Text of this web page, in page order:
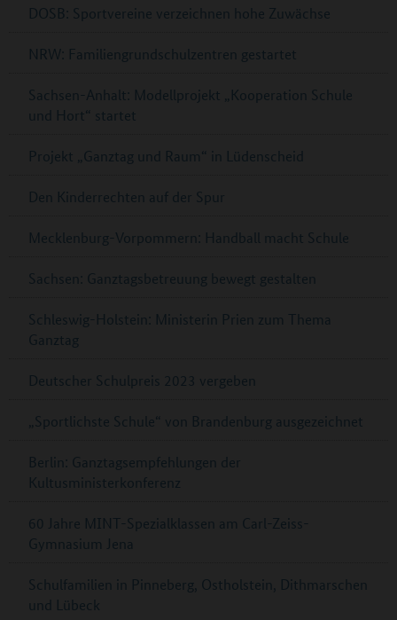
DOSB: Sportvereine verzeichnen hohe Zuwächse
NRW: Familiengrundschulzentren gestartet
Sachsen-Anhalt: Modellprojekt „Kooperation Schule
und Hort“ startet
Projekt „Ganztag und Raum“ in Lüdenscheid
Den Kinderrechten auf der Spur
Mecklenburg-Vorpommern: Handball macht Schule
Sachsen: Ganztagsbetreuung bewegt gestalten
Schleswig-Holstein: Ministerin Prien zum Thema
Ganztag
Deutscher Schulpreis 2023 vergeben
„Sportlichste Schule“ von Brandenburg ausgezeichnet
Berlin: Ganztagsempfehlungen der
Kultusministerkonferenz
60 Jahre MINT-Spezialklassen am Carl-Zeiss-
Gymnasium Jena
Schulfamilien in Pinneberg, Ostholstein, Dithmarschen
und Lübeck